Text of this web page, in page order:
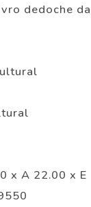
dedoche
x A 22.00 x E